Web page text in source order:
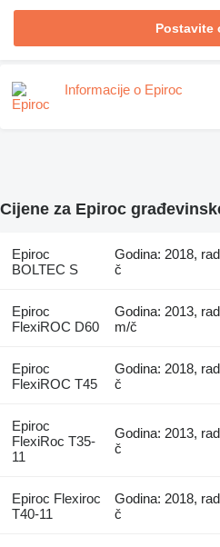
Postavite
Informacije o Epiroc
Cijene za Epiroc
Epiroc
BOLTEC S
Godina: 2018,
č
Epiroc
FlexiROC D60
Godina: 2013,
m/č
Epiroc
FlexiROC T45
Godina: 2018,
č
Epiroc
FlexiRoc T35-
11
Godina: 2013,
č
Epiroc Flexiroc
T40-11
Godina: 2018,
č